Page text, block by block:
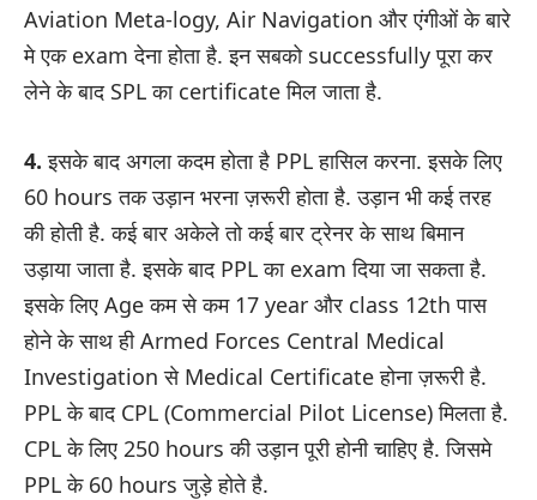
Aviation Meta-logy, Air Navigation और एंगीओं के बारे
मे एक exam देना होता है. इन सबको successfully पूरा कर
लेने के बाद SPL का certificate मिल जाता है.
4.इसके बाद अगला कदम होता है PPL हासिल करना. इसके लिए
60 hours तक उड़ान भरना ज़रूरी होता है. उड़ान भी कई तरह
की होती है. कई बार अकेले तो कई बार ट्रेनर के साथ बिमान
उड़ाया जाता है. इसके बाद PPL का exam दिया जा सकता है.
इसके लिए Age कम से कम 17 year और class 12th पास
होने के साथ ही Armed Forces Central Medical
Investigation से Medical Certificate होना ज़रूरी है.
PPL के बाद CPL (Commercial Pilot License) मिलता है.
CPL के लिए 250 hours की उड़ान पूरी होनी चाहिए है. जिसमे
PPL के 60 hours जुड़े होते है.